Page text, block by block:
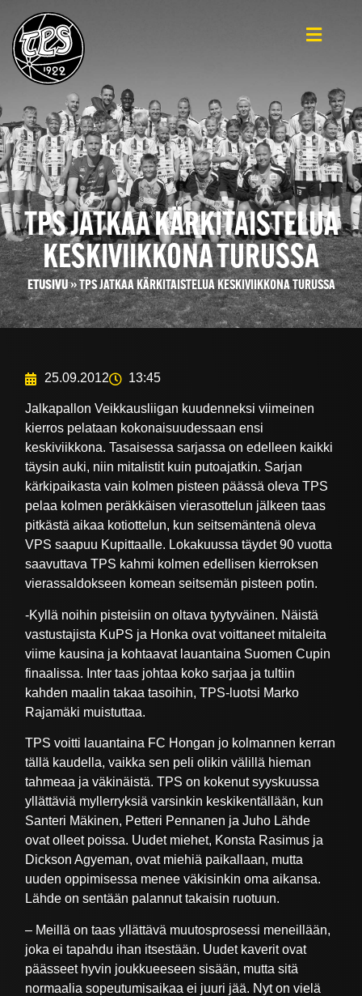
TPS JATKAA KÄRKITAISTELUA
KESKIVIIKKONA TURUSSA
ETUSIVU»TPS JATKAA KÄRKITAISTELUA KESKIVIIKKONA TURUSSA
25.09.2012 13:45
Jalkapallon Veikkausliigan kuudenneksi viimeinen
kierros pelataan kokonaisuudessaan ensi
keskiviikkona. Tasaisessa sarjassa on edelleen kaikki
täysin auki, niin mitalistit kuin putoajatkin. Sarjan
kärkipaikasta vain kolmen pisteen päässä oleva TPS
pelaa kolmen peräkkäisen vierasottelun jälkeen taas
pitkästä aikaa kotiottelun, kun seitsemäntenä oleva
VPS saapuu Kupittaalle. Lokakuussa täydet 90 vuotta
saavuttava TPS kahmi kolmen edellisen kierroksen
vierassaldokseen komean seitsemän pisteen potin.
-Kyllä noihin pisteisiin on oltava tyytyväinen. Näistä
vastustajista KuPS ja Honka ovat voittaneet mitaleita
viime kausina ja kohtaavat lauantaina Suomen Cupin
finaalissa. Inter taas johtaa koko sarjaa ja tultiin
kahden maalin takaa tasoihin, TPS-luotsi Marko
Rajamäki muistuttaa.
TPS voitti lauantaina FC Hongan jo kolmannen kerran
tällä kaudella, vaikka sen peli olikin välillä hieman
tahmeaa ja väkinäistä. TPS on kokenut syyskuussa
yllättäviä myllerryksiä varsinkin keskikentällään, kun
Santeri Mäkinen, Petteri Pennanen ja Juho Lähde
ovat olleet poissa. Uudet miehet, Konsta Rasimus ja
Dickson Agyeman, ovat miehiä paikallaan, mutta
uuden oppimisessa menee väkisinkin oma aikansa.
Lähde on sentään palannut takaisin ruotuun.
– Meillä on taas yllättävä muutosprosessi meneillään,
joka ei tapahdu ihan itsestään. Uudet kaverit ovat
päässeet hyvin joukkueeseen sisään, mutta sitä
normaalia sopeutumisaikaa ei juuri jää. Nyt on vielä